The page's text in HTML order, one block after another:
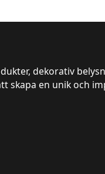
dekorativ
skapa en unik och